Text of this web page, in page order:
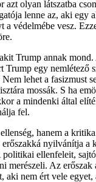
azt olyan látszatba
lenne az, aki egy
a védelmébe vesz.
Trump annak mond.
Trump egy nemlétező
lehet a fasizmust
mossák. S ha
a mindenki által
fel.
hanem a
erőszakká nyilvánítja a
ellenfeleit,
merészeli. Az erőszak
aki nem ért vele